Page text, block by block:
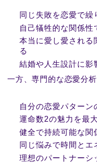
同じ失敗を恋愛で繰
自己犠牲的な関係性
本当に愛し愛される
る
結婚や人生設計に影
一方、専門的な恋愛分
自分の恋愛パターン
運命数2の魅力を最
健全で持続可能な関
同じ悩みで時間とエ
理想のパートナーシ